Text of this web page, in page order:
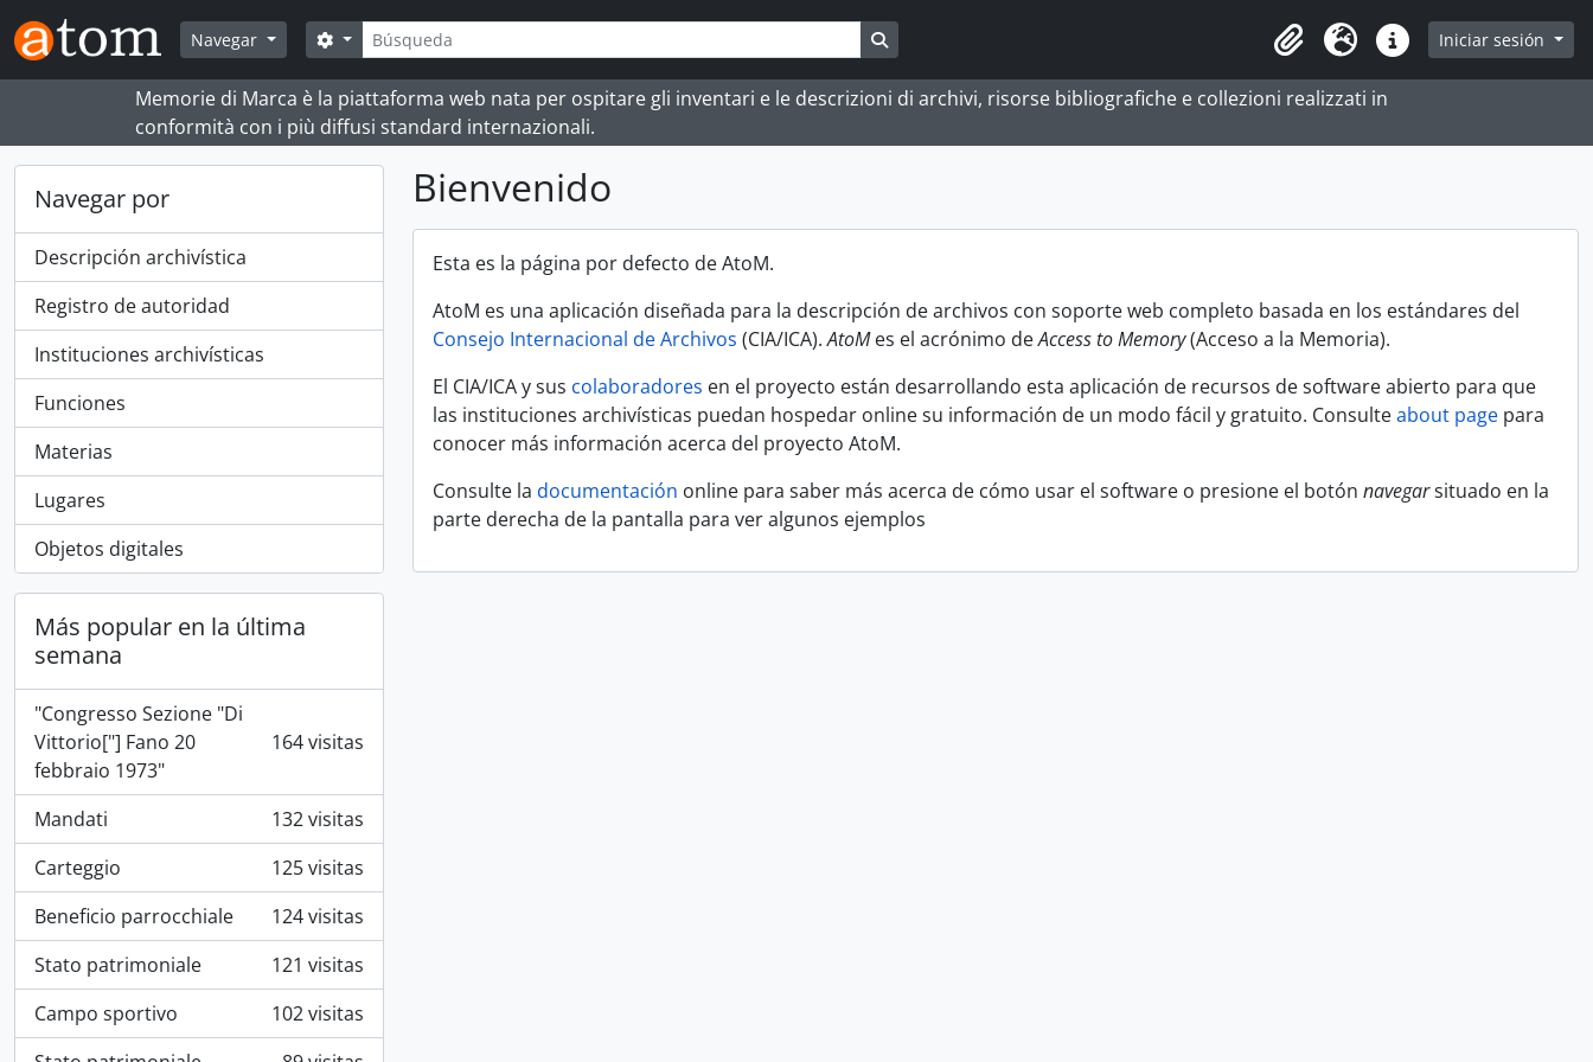
Skip to main content
Navegar
Búsqueda
Search options
Portapapeles
Idioma Enlaces rápidos
Iniciar sesión
Memorie di Marca è la piattaforma web nata per ospitare gli inventari e le descrizioni di archivi, risorse bibliografiche e collezioni realizzati in
conformità con i più diffusi standard internazionali.
Navegar por
Descripción archivística
Registro de autoridad
Instituciones archivísticas
Funciones
Materias
Lugares
Objetos digitales
Más popular en la última
semana
"Congresso Sezione "Di
Vittorio["] Fano 20
febbraio 1973"
164 visitas
Mandati
132 visitas
Carteggio
125 visitas
Beneficio parrocchiale
124 visitas
Stato patrimoniale
121 visitas
Campo sportivo
102 visitas
Bienvenido
Esta es la página por defecto de AtoM.
AtoM es una aplicación diseñada para la descripción de archivos con soporte web completo basada en los estándares del
Consejo Internacional de Archivos (CIA/ICA).AtoMes el acrónimo deAccess to Memory(Acceso a la Memoria).
El CIA/ICA y sus colaboradores en el proyecto están desarrollando esta aplicación de recursos de software abierto para que
las instituciones archivísticas puedan hospedar online su información de un modo fácil y gratuito. Consulteabout page para
conocer más información acerca del proyecto AtoM.
Consulte la documentación online para saber más acerca de cómo usar el software o presione el botón navegarsituado en la
parte derecha de la pantalla para ver algunos ejemplos